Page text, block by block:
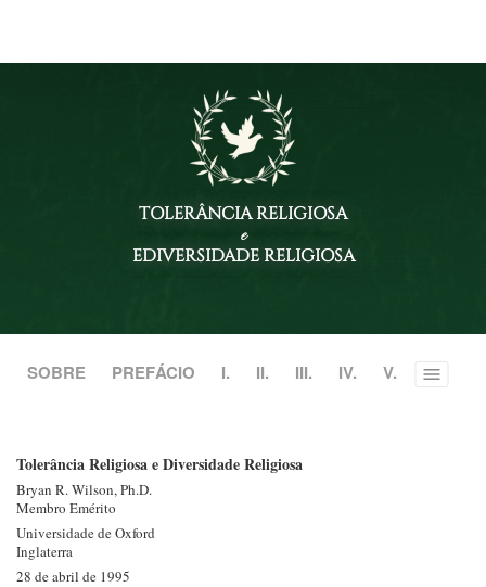
TOLERÂNCIA RELIGIOSA
e
EDIVERSIDADE RELIGIOSA
SOBRE PREFÁCIO I. II. III. IV. V. Toggle
Tolerância Religiosa e Diversidade Religiosa
Bryan R.Wilson, Ph.D.
Membro Emérito
Universidade de Oxford
Inglaterra
28 de abril de 1995